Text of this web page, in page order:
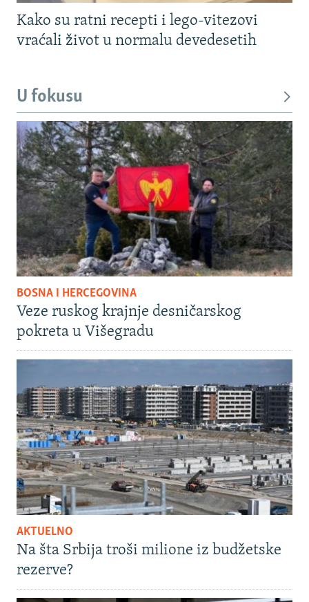
Kako su ratni recepti i lego-vitezovi
vraćali život u normalu devedesetih
U fokusu
BOSNA I HERCEGOVINA
Veze ruskog krajnje desničarskog
pokreta u Višegradu
AKTUELNO
Na šta Srbija troši milione iz budžetske
rezerve?